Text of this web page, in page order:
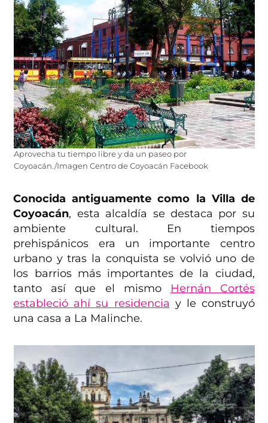
Aprovecha tu tiempo libre y da un paseo por
Coyoacán./Imagen Centro de Coyoacán Facebook
Conocida antiguamente como la Villa de
Coyoacán, esta alcaldía se destaca por su
ambiente cultural. En tiempos
prehispánicos era un importante centro
urbano y tras la conquista se volvió uno de
los barrios más importantes de la ciudad,
tanto así que el mismo
Hernán Cortés
estableció ahí su residencia y le construyó
una casa a La Malinche.